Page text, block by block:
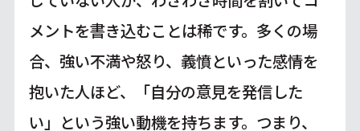
メントを書き込むことは稀です。多くの場
合、強い不満や怒り、義憤といった感情を
抱いた人ほど、「自分の意見を発信した
い」という強い動機を持ちます。つまり、